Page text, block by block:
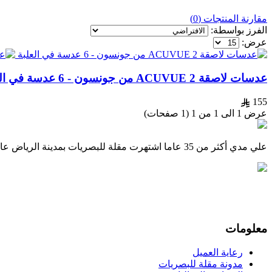
مقارنة المنتجات (0)
الفرز بواسطة:
عرض:
عدسات لاصقة ACUVUE 2 من جونسون - 6 عدسة في العلبة
155
عرض 1 الى 1 من 1 (1 صفحات)
علي مدي أكثر من 35 عاما اشتهرت مقلة للبصريات بمدينة الرياض عاصمة المملكة العربية السعودية بتقديم خدماتها من فحص النظر وبيع وتجهيز النظارات الطبية والشمسية والعدسات اللاصقة لأجيال متتالية
معلومات
رعاية العميل
مدونة مقلة للبصريات